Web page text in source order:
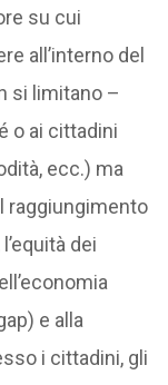
su cui
all’interno del
si limitano –
o ai cittadini
ecc.) ma
raggiungimento
dei
e alla
i cittadini, gli